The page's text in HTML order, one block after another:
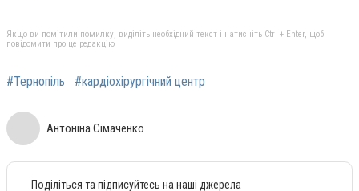
Якщо ви помітили помилку, виділіть необхідний текст і натисніть Ctrl + Enter, щоб
повідомити про це редакцію
#Тернопіль #кардіохірургічний центр
Антоніна Сімаченко
Поділіться та підписуйтесь на наші джерела